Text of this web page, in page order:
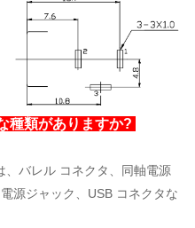
種類がありますか?
、バレル コネクタ、同軸電源
源ジャック、USB コネクタな